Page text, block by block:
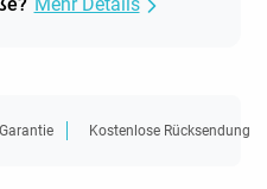
Kostenlose Rücksendung